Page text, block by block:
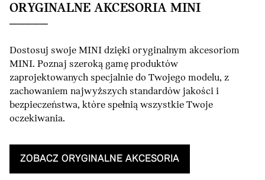
ORYGINALNE AKCESORIA MINI
Dostosuj swoje MINI dzięki oryginalnym akcesoriom
MINI. Poznaj szeroką gamę produktów
zaprojektowanych specjalnie do Twojego modelu, z
zachowaniem najwyższych standardów jakości i
bezpieczeństwa, które spełnią wszystkie Twoje
oczekiwania.
ZOBACZ ORYGINALNE AKCESORIA